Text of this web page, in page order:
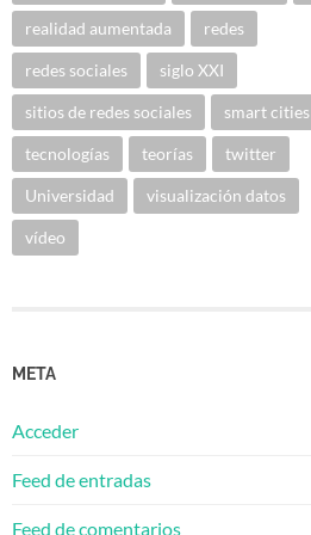
realidad aumentada redes
redes sociales siglo XXI
sitios de redes sociales smart cities
tecnologías teorías twitter
Universidad visualización datos
vídeo
META
Acceder
Feed de entradas
Feed de comentarios